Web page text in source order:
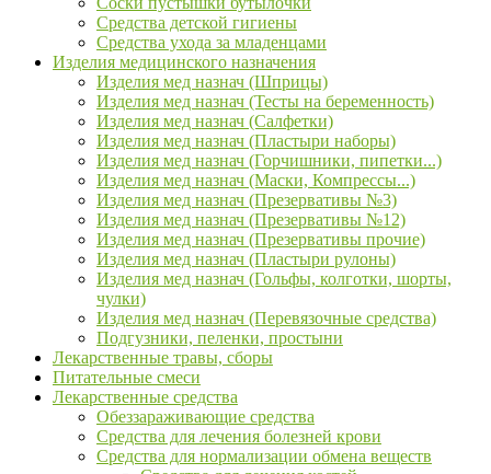
Средства детской гигиены
Средства ухода за младенцами
Изделия медицинского назначения
Изделия мед назнач (Шприцы)
Изделия мед назнач (Тесты на беременность)
Изделия мед назнач (Салфетки)
Изделия мед назнач (Пластыри наборы)
Изделия мед назнач (Горчишники, пипетки...)
Изделия мед назнач (Маски, Компрессы...)
Изделия мед назнач (Презервативы №3)
Изделия мед назнач (Презервативы №12)
Изделия мед назнач (Презервативы прочие)
Изделия мед назнач (Пластыри рулоны)
Изделия мед назнач (Гольфы, колготки, шорты,
чулки)
Изделия мед назнач (Перевязочные средства)
Подгузники, пеленки, простыни
Лекарственные травы, сборы
Питательные смеси
Лекарственные средства
Обеззараживающие средства
Средства для лечения болезней крови
Средства для нормализации обмена веществ